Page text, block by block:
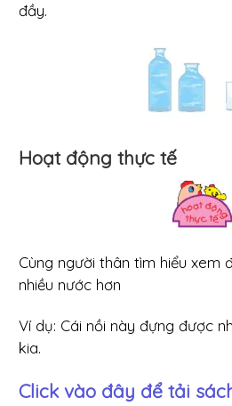
đầy.
Hoạt động thực tế
Cùng người thân tìm hiểu xem
nhiều nước hơn
Ví dụ: Cái nồi này đựng được
kia.
Click vào đây để tải